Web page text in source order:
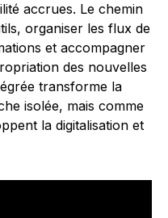
accrues. Le chemin
organiser les flux de
et accompagner
des nouvelles
transforme la
isolée, mais comme
la digitalisation et